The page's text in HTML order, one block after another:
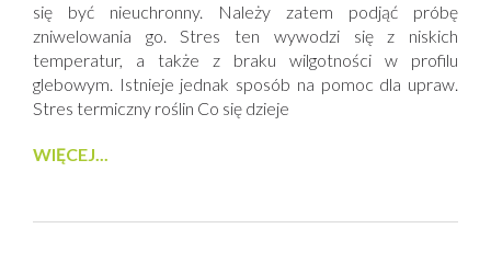
się być nieuchronny. Należy zatem podjąć próbę
zniwelowania go. Stres ten wywodzi się z niskich
temperatur, a także z braku wilgotności w profilu
glebowym. Istnieje jednak sposób na pomoc dla upraw.
Stres termiczny roślin Co się dzieje
WIĘCEJ...